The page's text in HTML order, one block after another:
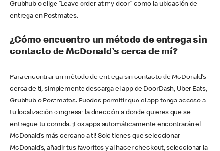
Grubhub o elige “Leave order at my door” como la ubicación de
entrega en Postmates.
¿Cómo encuentro un método de entrega sin
contacto de McDonald’s cerca de mí?
Para encontrar un método de entrega sin contacto de McDonald’s
cerca de ti, simplemente descarga el app de DoorDash, Uber Eats,
Grubhub o Postmates. Puedes permitir que el app tenga acceso a
tu localización o ingresar la dirección a donde quieres que se
entregue tu comida. ¡Los apps automáticamente encontrarán el
McDonald’s más cercano a ti! Solo tienes que seleccionar
McDonald’s, añadir tus favoritos y al hacer checkout, seleccionar la